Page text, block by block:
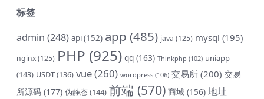
标签
admin (248) api(152) app (485) java (125) mysql (195)
nginx(125) PHP (925) qq (163) Thinkphp (102) uniapp
(143) USDT(136) vue(260) wordpress (106) 交易所 (200) 交易
所源码 (177) 伪静态(144) 前端 (570) 商城 (156) 地址